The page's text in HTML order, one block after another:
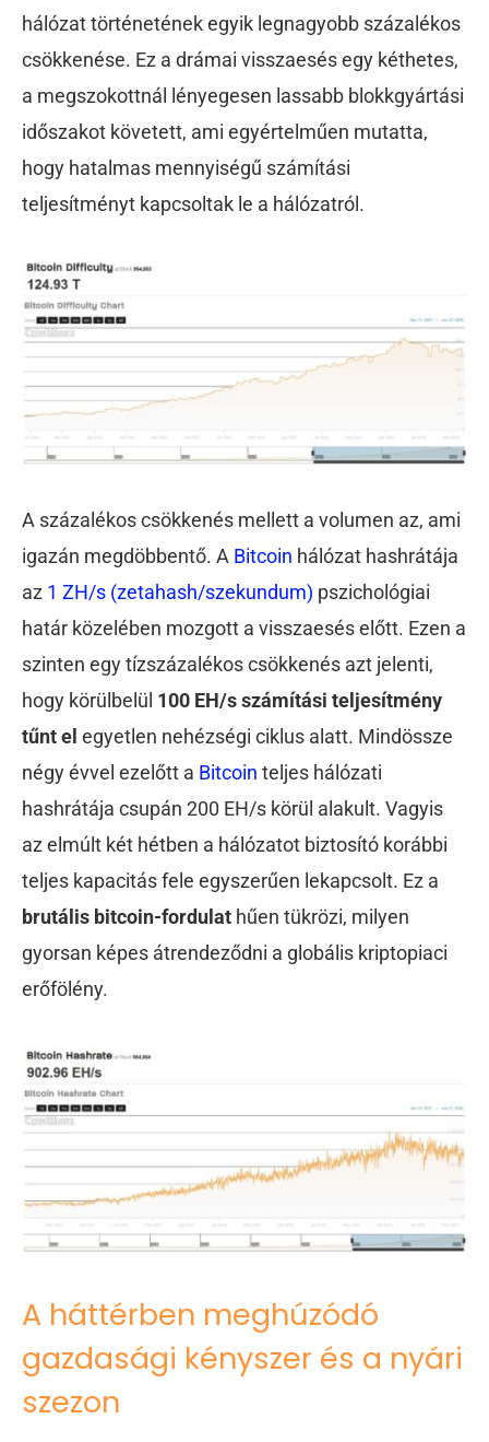
hálózat történetének egyik legnagyobb százalékos
csökkenése. Ez a drámai visszaesés egy kéthetes,
a megszokottnál lényegesen lassabb blokkgyártási
időszakot követett, ami egyértelműen mutatta,
hogy hatalmas mennyiségű számítási
teljesítményt kapcsoltak le a hálózatról.
A százalékos csökkenés mellett a volumen az, ami
igazán megdöbbentő. A Bitcoin hálózat hashrátája
az 1 ZH/s (zetahash/szekundum) pszichológiai
határ közelében mozgott a visszaesés előtt. Ezen a
szinten egy tízszázalékos csökkenés azt jelenti,
hogy körülbelül 100 EH/s számítási teljesítmény
tűnt el egyetlen nehézségi ciklus alatt. Mindössze
négy évvel ezelőtt a Bitcoin teljes hálózati
hashrátája csupán 200 EH/s körül alakult. Vagyis
az elmúlt két hétben a hálózatot biztosító korábbi
teljes kapacitás fele egyszerűen lekapcsolt. Ez a
brutális bitcoin-fordulat hűen tükrözi, milyen
gyorsan képes átrendeződni a globális kriptopiaci
erőfölény.
A háttérben meghúzódó
gazdasági kényszer és a nyári
szezon